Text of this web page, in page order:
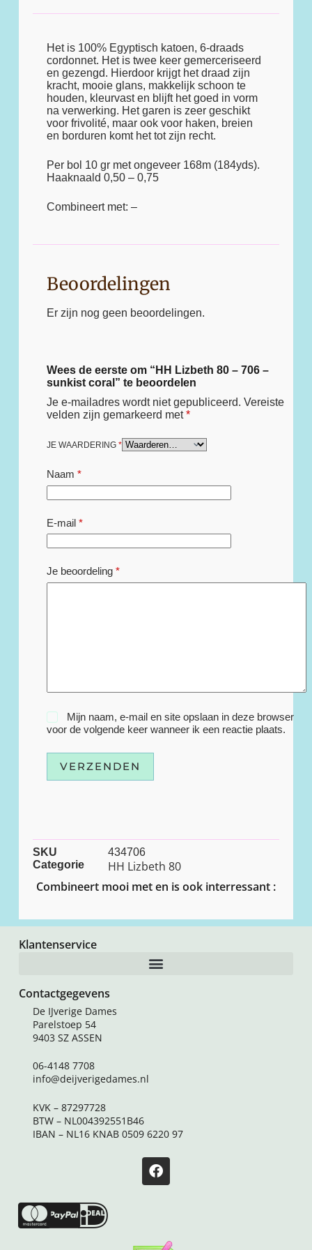
Het is 100% Egyptisch katoen, 6-draads
cordonnet. Het is twee keer gemerceriseerd
en gezengd. Hierdoor krijgt het draad zijn
kracht, mooie glans, makkelijk schoon te
houden, kleurvast en blijft het goed in vorm
na verwerking. Het garen is zeer geschikt
voor frivolité, maar ook voor haken, breien
en borduren komt het tot zijn recht.
Per bol 10 gr met ongeveer 168m (184yds).
Haaknaald 0,50 – 0,75
Combineert met: –
Beoordelingen
Er zijn nog geen beoordelingen.
Wees de eerste om “HH Lizbeth 80 – 706 –
sunkist coral” te beoordelen
Je e-mailadres wordt niet gepubliceerd. Vereiste
velden zijn gemarkeerd met*
JE WAARDERING *
Naam *
E-mail*
Je beoordeling *
Mijn naam, e-mail en site opslaan in deze browser
voor de volgende keer wanneer ik een reactie plaats.
VERZENDEN
SKU
434706
Categorie
HH Lizbeth 80
Combineert mooi met en is ook interressant :
Klantenservice
Contactgegevens
De IJverige Dames
Parelstoep 54
9403 SZ ASSEN
06-4148 7708
info@deijverigedames.nl
KVK – 87297728
BTW – NL004392551B46
IBAN – NL16 KNAB 0509 6220 97